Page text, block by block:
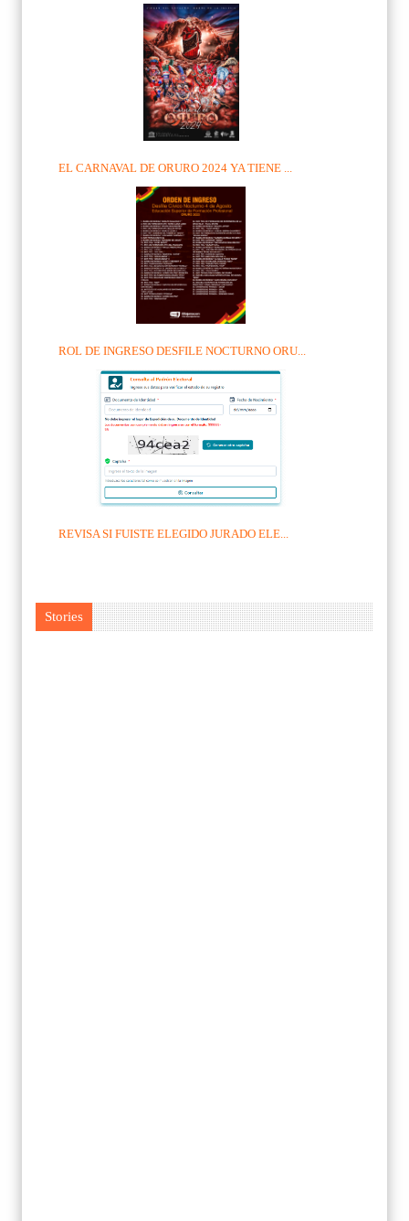
EL CARNAVAL DE ORURO 2024 YA TIENE ...
ROL DE INGRESO DESFILE NOCTURNO ORU...
REVISA SI FUISTE ELEGIDO JURADO ELE...
Stories